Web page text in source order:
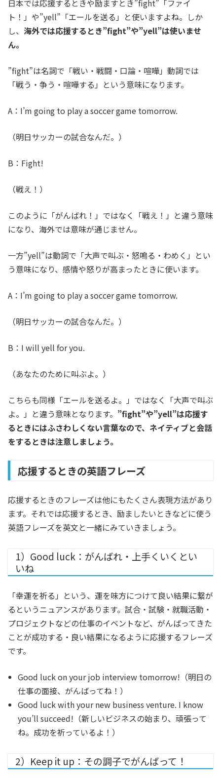
日本では応援するときや励ますとき”fight”「ファイ
ト！」や”yell”「エールを送る」と使いますよね。しか
し、 海外では応援するとき”fight”や”yell”は使いませ
ん。
”fight”は名詞で「戦い・戦闘・口論・喧嘩」動詞では
「戦う・争う・喧嘩する」という意味になります。
A：I’m going to play a soccer game tomorrow.
（明日サッカーの試合なんだ。）
B：Fight!
（戦え！）
このように「がんばれ！」ではなく「戦え！」と違う意味
になり、海外では意味が通じません。
一方”yell”は動詞で「大声で叫ぶ・怒鳴る・わめく」とい
う意味になり、感情や怒りが高まったときに使います。
A：I’m going to play a soccer game tomorrow.
（明日サッカーの試合なんだ。）
B：I will yell for you.
（あなたのために叫ぶよ。）
こちらも同様「エールを送るよ。」ではなく「大声で叫ぶ
よ。」と違う意味となります。 ”fight”や”yell”は応援す
るときにはふさわしくない言葉なので、ネイティブと会話
をするときは注意しましょう。
応援するときの英語フレーズ
応援するときのフレーズは他にもたくさん表現方法があり
ます。それでは応援するとき、励ましたいときなどに使う
英語フレーズを英文と一緒にみていきましょう。
1）Good luck：がんばれ・上手くいくとい
いね
「幸運を祈る」という、運を味方につけて良い結果に繋が
るというニュアンスがあります。試合・試験・就職活動・
プロジェクトなどの仕事のイベントなど、がんばってきた
ことが成功する・良い結果になるように応援するフレーズ
です。
Good luck on your job interview tomorrow! （明日の
仕事の面接、がんばってね！）
Good luck with your new business venture. I know
you’ll succeed! （新しいビジネスの始まり、頑張って
ね。成功を祈っているよ！）
2）Keep it up：その調子でがんばって！